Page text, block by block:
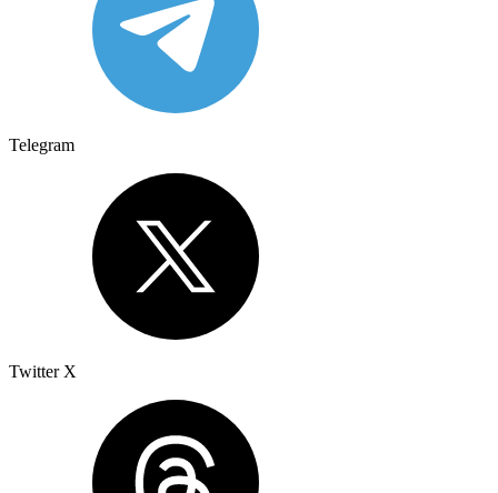
Telegram
Twitter X